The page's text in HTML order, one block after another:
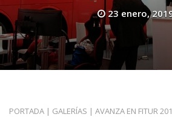
23 enero,
PORTADA | GALERÍAS | AVANZA EN FITUR